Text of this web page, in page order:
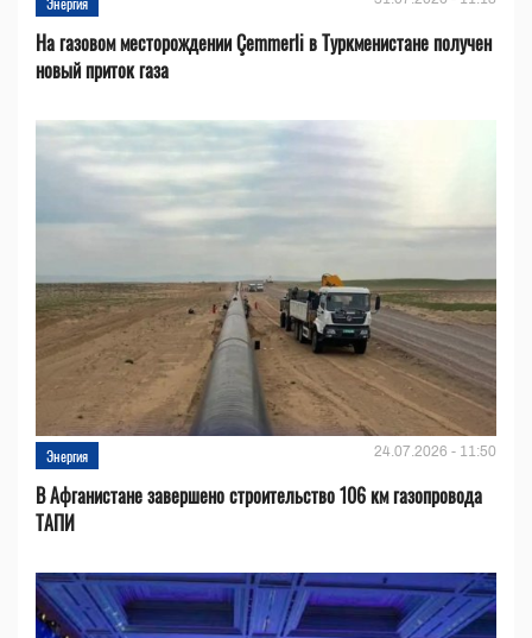
На газовом месторождении Çemmerli в Туркменистане получен
новый приток газа
Энергия 24.07.2026 - 11:50
В Афганистане завершено строительство 106 км газопровода
ТАПИ